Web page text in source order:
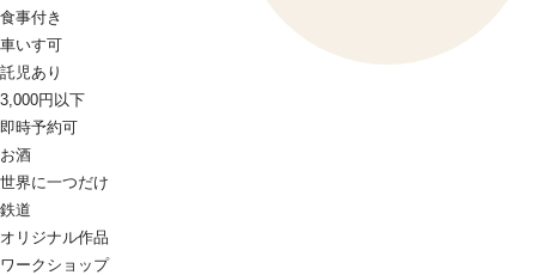
食事付き
車いす可
託児あり
3,000円以下
即時予約可
お酒
世界に一つだけ
鉄道
オリジナル作品
ワークショップ